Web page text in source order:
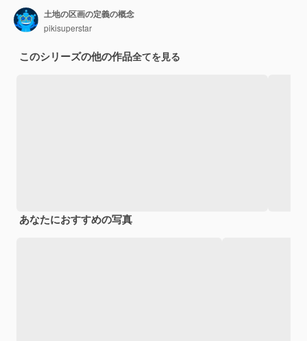
土地の区画の定義の概念
pikisuperstar
このシリーズの他の作品全てを見る
あなたにおすすめの写真